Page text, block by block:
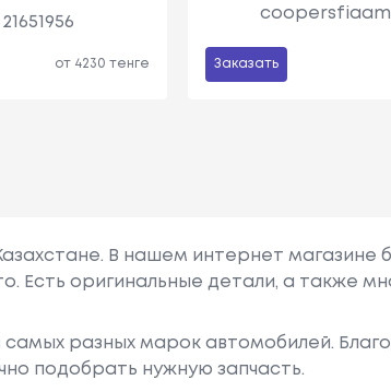
от 4230 тенге
coopersfiaam
Заказать
В нашем интернет магазине
Есть оригинальные детали, а также
разных марок автомобилей.
подобрать нужную запчасть.